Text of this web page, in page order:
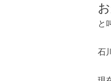
と
石